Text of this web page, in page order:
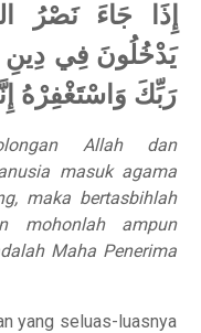
رَبِّكَ وَاسْتَغْفِرْهُ
Allah dan
masuk agama
maka bertasbihlah
mohonlah ampun
Maha Penerima
yang seluas-luasnya